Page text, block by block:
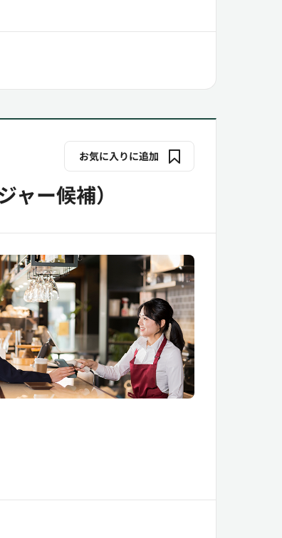
ャー候補）
お気に入りに追加